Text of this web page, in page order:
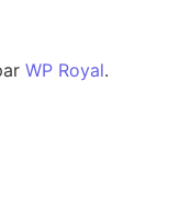
WP Royal.